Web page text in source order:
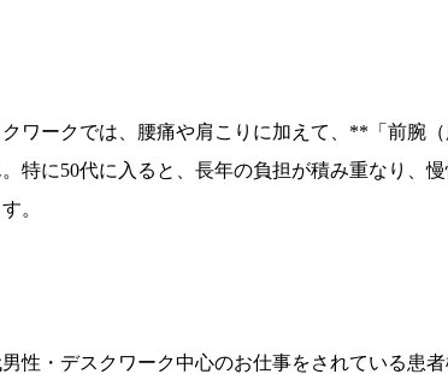
ワークでは、腰痛や肩こりに加えて、**「前腕（
特に50代に入ると、長年の負担が積み重なり、
。
性・デスクワーク中心のお仕事をされている患